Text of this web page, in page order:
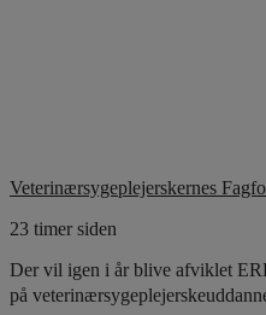
Veterinærsygeplejerskernes
23 timer siden
Der vil igen i år blive afviklet
på